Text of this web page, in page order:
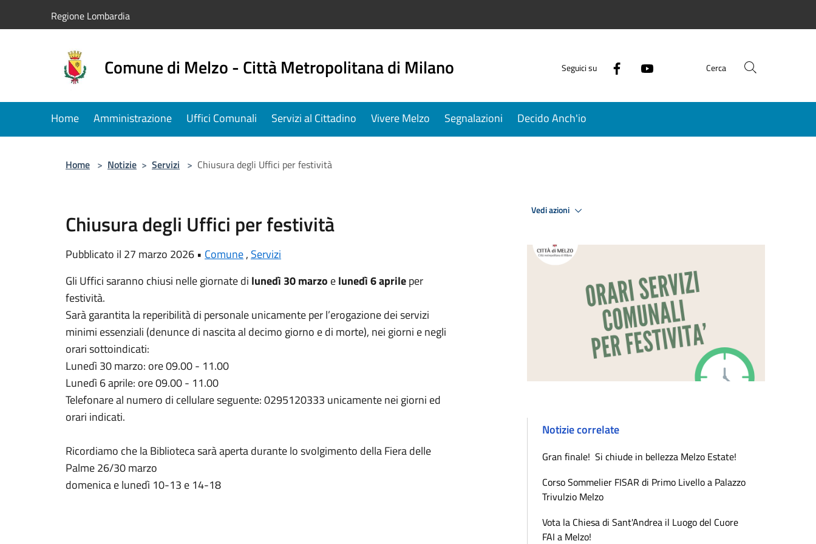
Regione Lombardia
Comune di Melzo - Città Metropolitana di Milano Seguici su Cerca
Home Amministrazione Uffici Comunali Servizi al Cittadino Vivere Melzo Segnalazioni Decido Anch'io
Home > Notizie > Servizi > Chiusura degli Uffici per festività
Chiusura degli Uffici per festività
Pubblicato il 27 marzo 2026 • Comune, Servizi
Gli Uffici saranno chiusi nelle giornate di lunedì 30 marzo elunedì 6 aprileper
festività.
Sarà garantita la reperibilità di personale unicamente per l’erogazione dei servizi
minimi essenziali (denunce di nascita al decimo giorno e di morte), nei giorni e negli
orari sottoindicati:
Lunedì 30 marzo: ore 09.00 - 11.00
Lunedì 6 aprile: ore 09.00 - 11.00
Telefonare al numero di cellulare seguente: 0295120333 unicamente nei giorni ed
orari indicati.
Ricordiamo che la Biblioteca sarà aperta durante lo svolgimento della Fiera delle
Palme 26/30 marzo
domenica e lunedì 10-13 e 14-18
Vedi azioni
Notizie correlate
Gran finale! Si chiude in bellezza Melzo Estate!
Corso Sommelier FISAR di Primo Livello a Palazzo
Trivulzio Melzo
Vota la Chiesa di Sant'Andrea il Luogo del Cuore
FAI a Melzo!